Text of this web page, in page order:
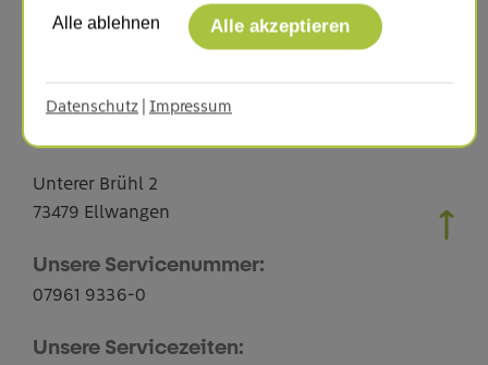
Unterer Brühl 2
73479 Ellwangen
Unsere Servicenummer:
07961 9336-0
Unsere Servicezeiten:
Alle ablehnen Alle akzeptieren
Datenschutz | Impressum